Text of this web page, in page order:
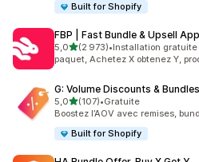
Built for Shopify
FBP | Fast Bundle & Upsell App
5,0étoile(s) sur 5
(2 973)
2973 avis au total
•Installation gratuite
paquet, Achetez X obtenez Y,
G: Volume Discounts & Bundles
5,0étoile(s) sur 5
(107)
107 avis au total
•Gratuite
Boostez l’AOV avec remises,
Built for Shopify